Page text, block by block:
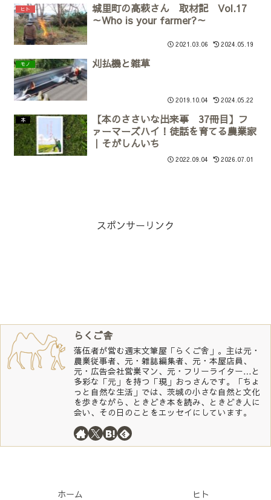
ヒト
城里町の高萩さん 取材記 Vol.17
～Who is your farmer?～
2021.03.06 2024.05.19
モノ 刈払機と雑草
2019.10.04 2024.05.22
本
【本のささいな出来事 37冊目】フ
ァーマーズハイ！徒話を育てる農業家
｜そがしんいち
2022.09.04 2026.07.01
スポンサーリンク
らくご舎
落伍者が営む週末文筆屋「らくご舎」。主は元・
農業従事者、元・雑誌編集者、元・本屋店員、
元・広告会社営業マン、元・フリーライター…と
多彩な「元」を持つ「現」おっさんです。「ちょ
っと自然な生活」では、茨城の小さな自然と文化
を歩きながら、ときどき本を読み、ときどき人に
会い、その日のことをエッセイにしています。
ホーム ヒト